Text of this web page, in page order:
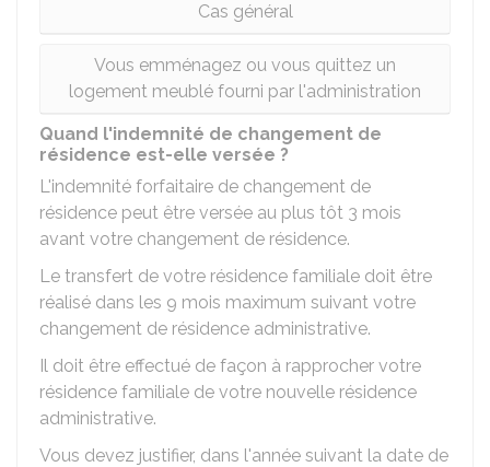
Cas général
Vous emménagez ou vous quittez un
logement meublé fourni par l'administration
Quand l'indemnité de changement de
résidence est-elle versée ?
L'indemnité forfaitaire de changement de
résidence peut être versée au plus tôt 3 mois
avant votre changement de résidence.
Le transfert de votre résidence familiale doit être
réalisé dans les 9 mois maximum suivant votre
changement de résidence administrative.
Il doit être effectué de façon à rapprocher votre
résidence familiale de votre nouvelle résidence
administrative.
Vous devez justifier, dans l'année suivant la date de